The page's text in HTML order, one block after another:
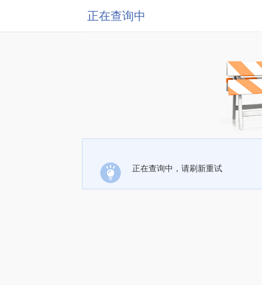
正在查询中
正在查询中，请刷新重试